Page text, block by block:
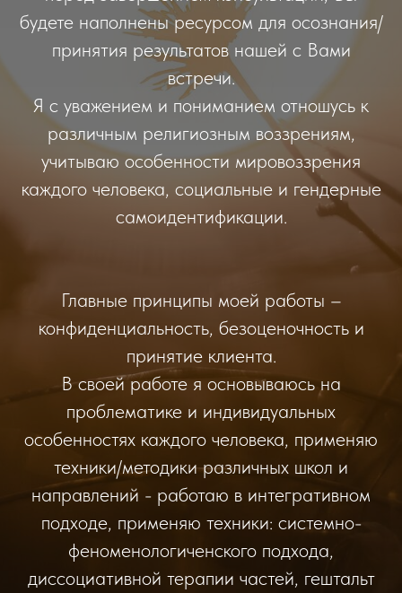
будете наполнены ресурсом для осознания/
принятия результатов нашей с Вами
встречи.
Я с уважением и пониманием отношусь к
различным религиозным воззрениям,
учитываю особенности мировоззрения
каждого человека, социальные и гендерные
самоидентификации.
Главные принципы моей работы –
конфиденциальность, безоценочность и
принятие клиента.
В своей работе я основываюсь на
проблематике и индивидуальных
особенностях каждого человека, применяю
техники/методики различных школ и
направлений - работаю в интегративном
подходе, применяю техники: системно-
феноменологиченского подхода,
диссоциативной терапии частей, гештальт